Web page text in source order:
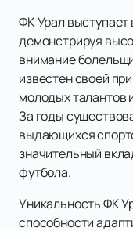
ФК Урал выступает
демонстрируя
внимание
известен своей
молодых талантов
За годы
выдающихся
значительный
футбола.
Уникальность ФК
способности